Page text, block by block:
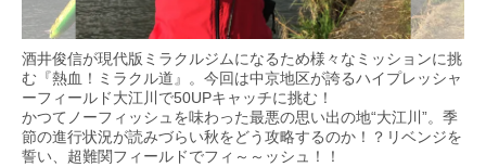
酒井俊信が現代版ミラクルジムになるため様々なミッションに挑
む『熱血！ミラクル道』。今回は中京地区が誇るハイプレッシャ
ーフィールド大江川で50UPキャッチに挑む！
かつてノーフィッシュを味わった最悪の思い出の地“大江川”。季
節の進行状況が読みづらい秋をどう攻略するのか！？リベンジを
誓い、超難関フィールドでフィ～～ッシュ！！